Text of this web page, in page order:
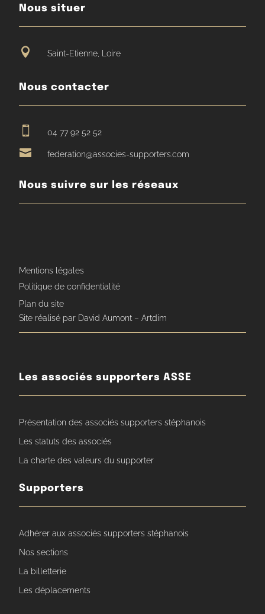
Nous situer
 Saint-Etienne, Loire
Nous contacter
 04 77 92 52 52
 federation@associes-supporters.com
Nous suivre sur les réseaux
Mentions légales
Politique de confidentialité
Plan du site
Site réalisé par David Aumont – Artdim
Les associés supporters ASSE
Présentation des associés supporters stéphanois
Les statuts des associés
La charte des valeurs du supporter
Supporters
Adhérer aux associés supporters stéphanois
Nos sections
La billetterie
Les déplacements